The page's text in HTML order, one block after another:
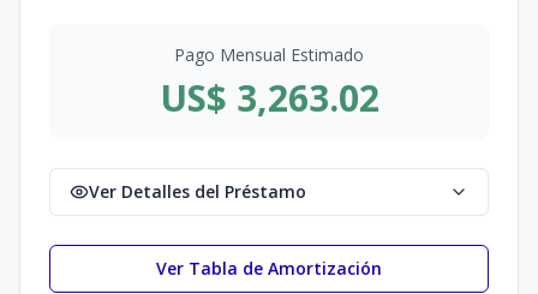
Pago Mensual Estimado
US$ 3,263.02
Ver Detalles del Préstamo
Ver Tabla de Amortización